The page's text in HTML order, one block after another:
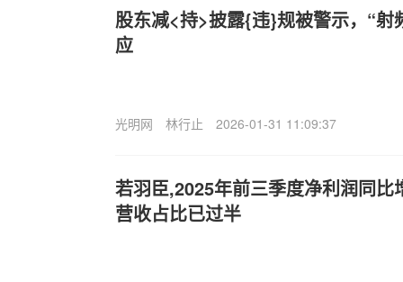
股东减<持>披露{违}规被警示，“射
应
光明网 林行止 2026-01-31 11:09:37
若羽臣,2025年前三季度净利润同
营收占比已过半